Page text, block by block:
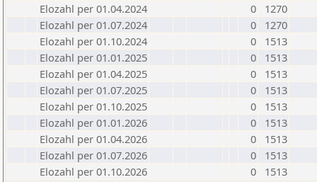
Elozahl per 01.04.2024
0
1270
Elozahl per 01.07.2024
0
1270
Elozahl per 01.10.2024
0
1513
Elozahl per 01.01.2025
0
1513
Elozahl per 01.04.2025
0
1513
Elozahl per 01.07.2025
0
1513
Elozahl per 01.10.2025
0
1513
Elozahl per 01.01.2026
0
1513
Elozahl per 01.04.2026
0
1513
Elozahl per 01.07.2026
0
1513
Elozahl per 01.10.2026
0 1513